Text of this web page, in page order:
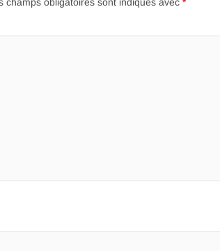
champs obligatoires sont indiqués avec *